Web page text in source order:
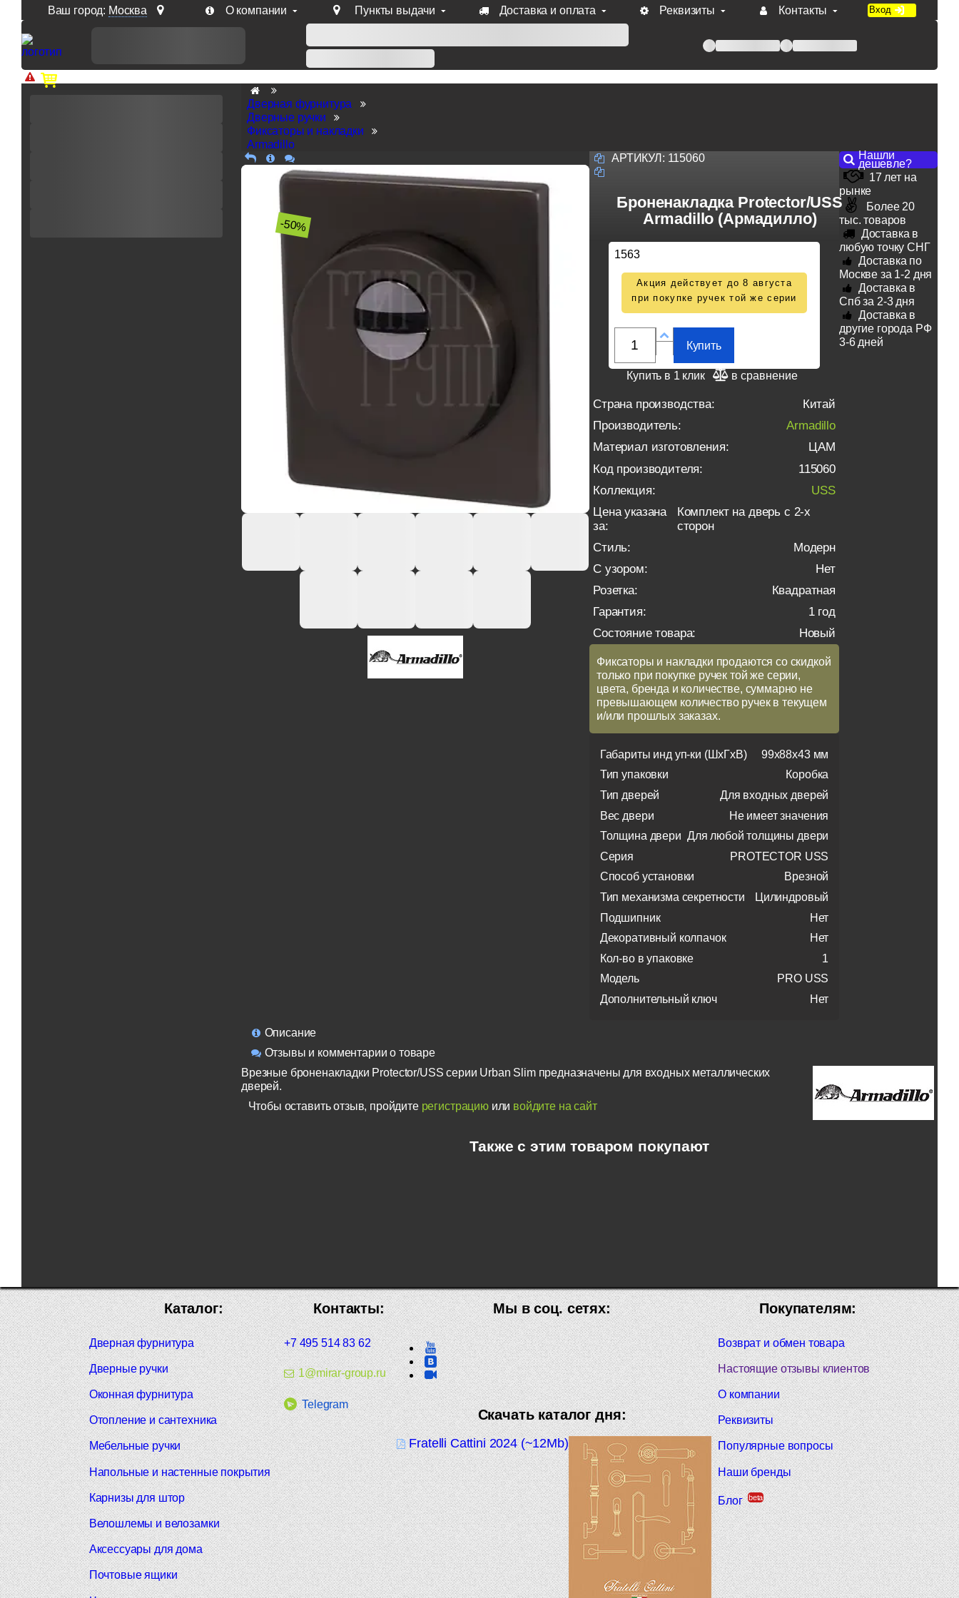
Ваш город: Москва О компании Пункты выдачи Доставка и оплата Реквизиты Контакты Вход
Доп. скидка от цен на сайте 7% при заказе от 50 тыс. руб продукции Venezia, Fratelli, Tupai, Extreza, Melodia, Forme при оплате по счету.
Дверная фурнитура
Дверные ручки
Фиксаторы и накладки
Armadillo
-50%
АРТИКУЛ: 115060
Броненакладка Protector/USS
Armadillo (Армадилло)
1563
Акция действует до 8 августа
при покупке ручек той же серии
Купить
Купить в 1 клик в сравнение
Страна производства:
Китай
Производитель:
Armadillo
Материал изготовления:
ЦАМ
Код производителя:
115060
Коллекция:
USS
Цена указана
за:
Комплект на дверь с 2-х
сторон
Стиль:
Модерн
С узором:
Нет
Розетка:
Квадратная
Гарантия:
1 год
Состояние товара:
Новый
Фиксаторы и накладки продаются со скидкой
только при покупке ручек той же серии,
цвета, бренда и количестве, суммарно не
превышающем количество ручек в текущем
и/или прошлых заказах.
Габариты инд уп-ки (ШхГхВ)
99x88x43 мм
Тип упаковки
Коробка
Тип дверей
Для входных дверей
Вес двери
Не имеет значения
Толщина двери Для любой толщины двери
Серия
PROTECTOR USS
Способ установки
Врезной
Тип механизма секретности
Цилиндровый
Подшипник
Нет
Декоративный колпачок
Нет
Кол-во в упаковке
1
Модель
PRO USS
Дополнительный ключ
Нет
Нашли
дешевле?
17 лет на
рынке
Более 20
тыс. товаров
Доставка в
любую точку СНГ
Доставка по
Москве за 1-2 дня
Доставка в
Спб за 2-3 дня
Доставка в
другие города РФ
3-6 дней
Описание
Отзывы и комментарии о товаре
Врезные броненакладки Protector/USS серии Urban Slim предназначены для входных металлических
дверей.
Чтобы оставить отзыв, пройдите регистрациюили войдите на сайт
Также с этим товаром покупают
Покупателям:
Возврат и обмен товара
Настоящие отзывы клиентов
О компании
Реквизиты
Популярные вопросы
Наши бренды
Блог beta
Мы в соц. сетях:
Скачать каталог дня:
Fratelli Cattini 2024 (~12Mb)
Контакты:
+7 495 514 83 62
1@mirar-group.ru
Telegram
Каталог:
Дверная фурнитура
Дверные ручки
Оконная фурнитура
Отопление и сантехника
Мебельные ручки
Напольные и настенные покрытия
Карнизы для штор
Велошлемы и велозамки
Аксессуары для дома
Почтовые ящики